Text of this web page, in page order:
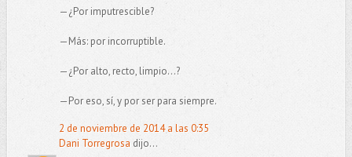
—¿Por imputrescible?
—Más: por incorruptible.
—¿Por alto, recto, limpio...?
—Por eso, sí, y por ser para siempre.
2 de noviembre de 2014 a las 0:35
Dani Torregrosa dijo...